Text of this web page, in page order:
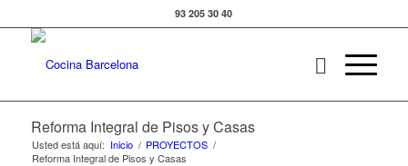
93 205 30 40
Reforma Integral de Pisos y Casas
Usted está aquí: Inicio / PROYECTOS /
Reforma Integral de Pisos y Casas